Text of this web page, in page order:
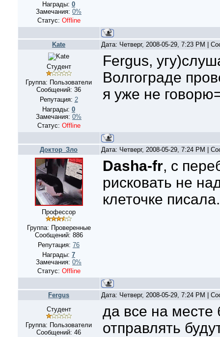
Награды: 0
Замечания: 0%
Статус: Offline
Kate Дата: Четверг, 2008-05-29, 7:23 PM |
Студент
Группа: Пользователи
Сообщений: 36
Репутация: 2
Награды: 0
Замечания: 0%
Статус: Offline
Fergus,
Волгограде
я уже не
Доктор_Зло Дата: Четверг, 2008-05-29, 7:24 PM |
Профессор
Группа: Проверенные
Сообщений: 886
Репутация: 76
Награды: 7
Замечания: 0%
Статус: Offline
Dasha-fr, с
рисковать не
клеточке писала.
Fergus
Дата: Четверг, 2008-05-29, 7:24 PM |
Студент
Группа: Пользователи
Сообщений: 46
да все на месте
отправлять